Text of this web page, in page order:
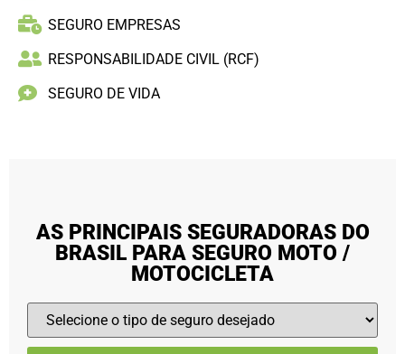
SEGURO EMPRESAS
RESPONSABILIDADE CIVIL (RCF)
SEGURO DE VIDA
AS PRINCIPAIS SEGURADORAS DO
BRASIL PARA SEGURO MOTO /
MOTOCICLETA